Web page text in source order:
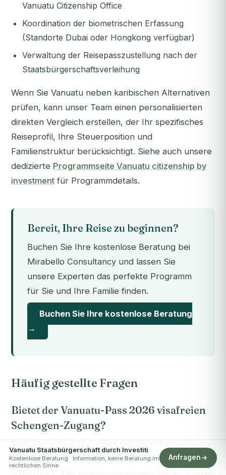
Vanuatu Citizenship Office
Koordination der biometrischen Erfassung
(Standorte Dubai oder Hongkong verfügbar)
Verwaltung der Reisepasszustellung nach der
Staatsbürgerschaftsverleihung
Wenn Sie Vanuatu neben karibischen Alternativen
prüfen, kann unser Team einen personalisierten
direkten Vergleich erstellen, der Ihr spezifisches
Reiseprofil, Ihre Steuerposition und
Familienstruktur berücksichtigt. Siehe auch unsere
dedizierte Programmseite Vanuatu citizenship by
investment für Programmdetails.
Bereit, Ihre Reise zu beginnen?
Buchen Sie Ihre kostenlose Beratung bei
Mirabello Consultancy und lassen Sie
unsere Experten das perfekte Programm
für Sie und Ihre Familie finden.
Buchen Sie Ihre kostenlose Beratung
→
Häufig gestellte Fragen
Bietet der Vanuatu-Pass 2026 visafreien
Schengen-Zugang?
Vanuatu am 12. Dezember 2024 dauerhaft
Vanuatu Staatsbürgerschaft durch Investiti
Kostenlose Beratung · Information, keine Beratung im
rechtlichen Sinne
Anfragen